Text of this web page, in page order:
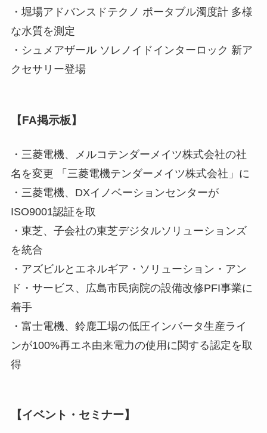
・堀場アドバンスドテクノ ポータブル濁度計 多様
な水質を測定
・シュメアザール ソレノイドインターロック 新ア
クセサリー登場
【FA掲示板】
・三菱電機、メルコテンダーメイツ株式会社の社
名を変更 「三菱電機テンダーメイツ株式会社」に
・三菱電機、DXイノベーションセンターが
ISO9001認証を取
・東芝、子会社の東芝デジタルソリューションズ
を統合
・アズビルとエネルギア・ソリューション・アン
ド・サービス、広島市民病院の設備改修PFI事業に
着手
・富士電機、鈴鹿工場の低圧インバータ生産ライ
ンが100%再エネ由来電力の使用に関する認定を取
得
【イベント・セミナー】